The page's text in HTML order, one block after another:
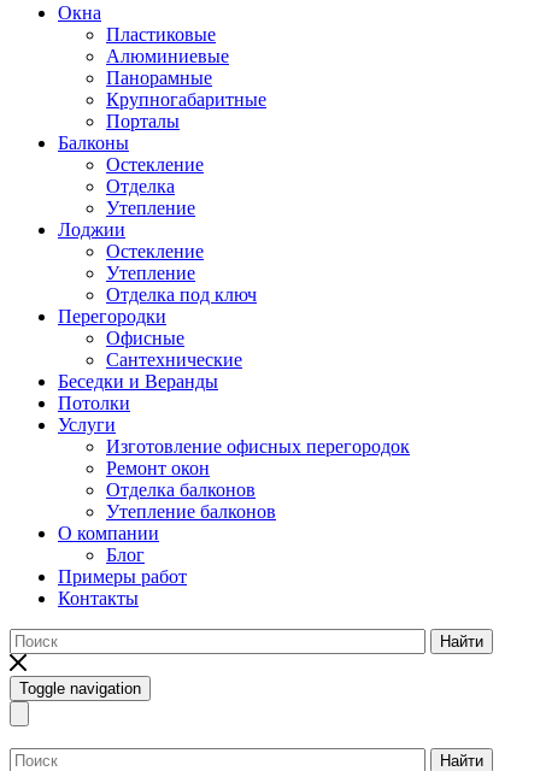
Окна
Пластиковые
Алюминиевые
Панорамные
Крупногабаритные
Порталы
Балконы
Остекление
Отделка
Утепление
Лоджии
Остекление
Утепление
Отделка под ключ
Перегородки
Офисные
Сантехнические
Беседки и Веранды
Потолки
Услуги
Изготовление офисных перегородок
Ремонт окон
Отделка балконов
Утепление балконов
О компании
Блог
Примеры работ
Контакты
Найти
Toggle navigation
Найти